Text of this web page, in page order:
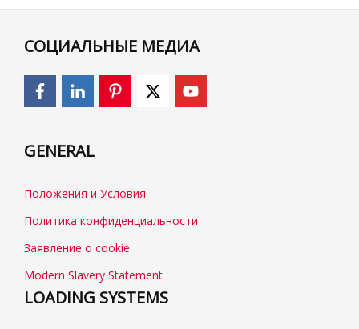
СОЦИАЛЬНЫЕ МЕДИА
GENERAL
Положения и Условия
Политика конфиденциальности
Заявление о cookie
Modern Slavery Statement
LOADING SYSTEMS